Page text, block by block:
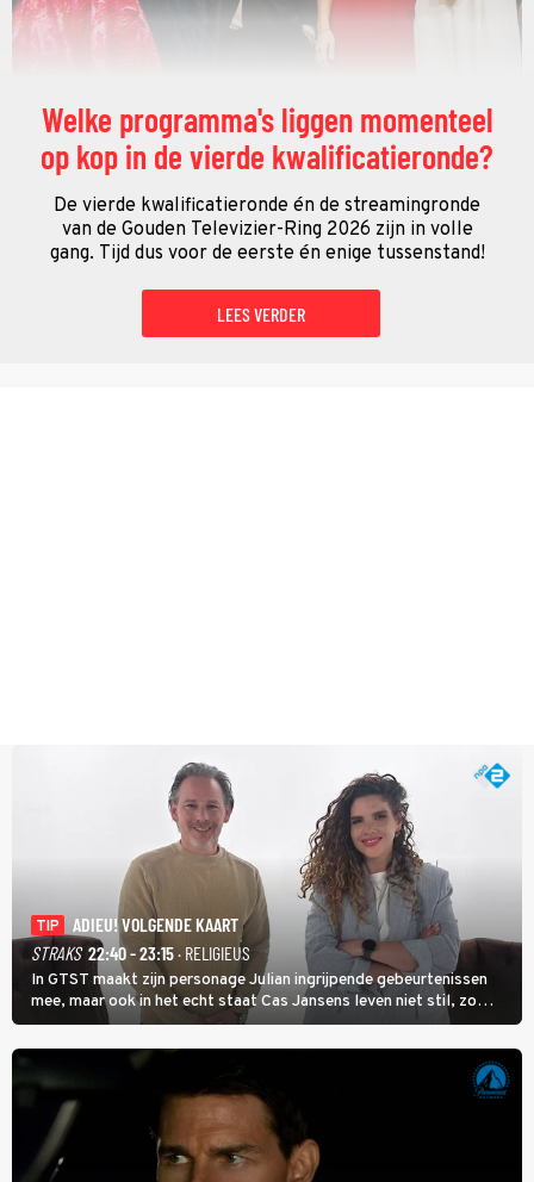
Welke programma's liggen momenteel
op kop in de vierde kwalificatieronde?
De vierde kwalificatieronde én de streamingronde
van de Gouden Televizier-Ring 2026 zijn in volle
gang. Tijd dus voor de eerste én enige tussenstand!
LEES VERDER
TIP
ADIEU! VOLGENDE KAART
STRAKS 22:40 - 23:15· RELIGIEUS
In GTST maakt zijn personage Julian ingrijpende gebeurtenissen
mee, maar ook in het echt staat Cas Jansens leven niet stil, zo
vertelt hij in Adieu! Volgende Kaart.